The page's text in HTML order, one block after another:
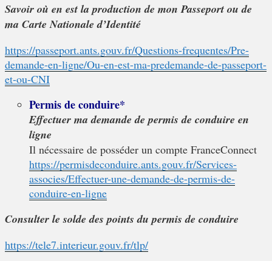
Savoir où en est la production de mon Passeport ou de
ma Carte Nationale d’Identité
https://passeport.ants.gouv.fr/Questions-frequentes/Pre-
demande-en-ligne/Ou-en-est-ma-predemande-de-passeport-
et-ou-CNI
Permis de conduire*
Effectuer ma demande de permis de conduire en
ligne
Il nécessaire de posséder un compte FranceConnect
https://permisdeconduire.ants.gouv.fr/Services-
associes/Effectuer-une-demande-de-permis-de-
conduire-en-ligne
Consulter le solde des points du permis de conduire
https://tele7.interieur.gouv.fr/tlp/